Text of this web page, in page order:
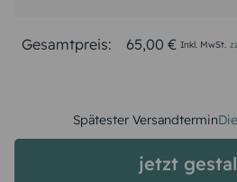
Gesamtpreis: 65,00 € Inkl. MwSt.
Spätester Versandtermin
jetzt